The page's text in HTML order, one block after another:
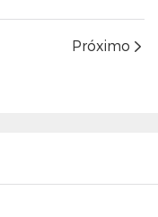
Próximo